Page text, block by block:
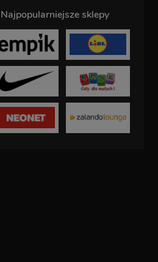
Najpopularniejsze sklepy